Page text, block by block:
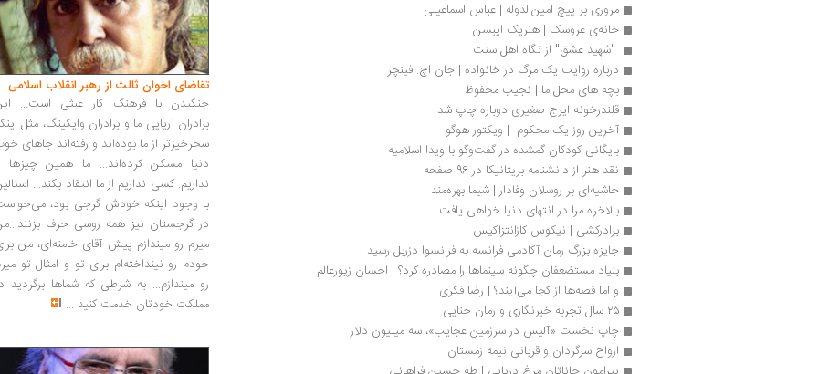
مروری بر پیچ امین‌الدوله | عباس اسماعیلی
خانه‌ی عروسک | هنریک ایبسن
"شهید عشق" از نگاه اهل سنت
درباره روایت یک مرگ در خانواده | جان اچ. فینچر
بچه های محل ما | نجیب محفوظ
قلندرخونه ایرج صغیری دوباره چاپ شد
آخرین روز یک محکوم  | ویکتور هوگو
بایگانی کودکان گمشده در گفت‌وگو با ویدا اسلامیه
نقد هنر از دانشنامه بریتانیکا در 96 صفحه
حاشیه‌ای بر روسلان وفادار | شيما بهره‌مند
بالاخره مرا در انتهای دنیا خواهی یافت
برادرکشی | نیکوس کازانتزاکیس
جایزه بزرگ رمان آکادمی فرانسه به فرانسوا دزربل رسید
بنیاد مستضعفان چگونه سینماها را مصادره کرد؟ | احسان زیورعالم
و اما قصه‌ها از کجا می‌آیند؟ | رضا فکری
۲۵ سال تجربه خبرنگاری و رمان جنایی
چاپ نخست «آلیس در سرزمین عجایب»، سه میلیون دلار
ارواح سرگردان و قربانی نیمه زمستان
تقاضای اخوان ثالث از رهبر انقلاب اسلامی
جنگیدن با فرهنگ کار عبثی است...
برادران آریایی ما و برادران وایکینگ، مثل
سحرخیزتر از ما بوده‌اند و رفته‌اند جاهای
دنیا مسکن کرده‌اند... ما همین چیزها
نداریم. کسی نداریم از ما انتقاد بکند...
با وجود اینکه خودش گرجی بود،
در گرجستان نیز همه روسی حرف
میرم رو میندازم پیش آقای خامنه‌ای، من
خودم رو نینداخته‌ام برای تو و امثال تو
رو میندازم... به شرطی که شماها برگردید
مملکت خودتان خدمت کنید ...